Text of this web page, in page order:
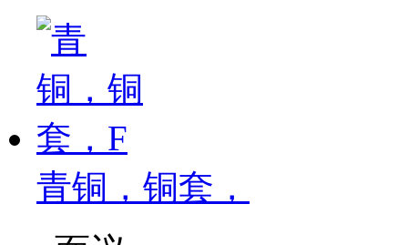
青铜，铜套，